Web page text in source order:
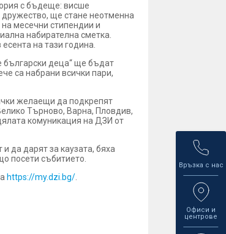
Връзка с нас
Офиси и
центрове
с бъдеще: висше
дружество, ще стане неотменна
месечни стипендии и
набирателна сметка.
на тази година.
български деца“ ще бъдат
са набрани всички пари,
желаещи да подкрепят
Търново, Варна, Пловдив,
комуникация на ДЗИ от
да дарят за каузата, бяха
посети събитието.
https://my.dzi.bg/